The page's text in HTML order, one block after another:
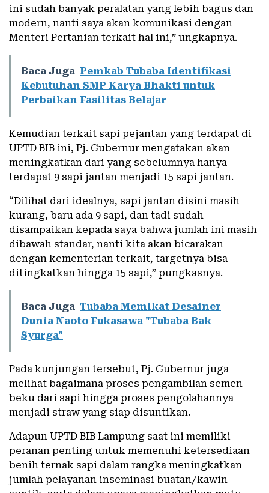
ini sudah banyak peralatan yang lebih bagus dan
modern, nanti saya akan komunikasi dengan
Menteri Pertanian terkait hal ini,” ungkapnya.
Baca Juga Pemkab Tubaba Identifikasi
Kebutuhan SMP Karya Bhakti untuk
Perbaikan Fasilitas Belajar
Kemudian terkait sapi pejantan yang terdapat di
UPTD BIB ini, Pj. Gubernur mengatakan akan
meningkatkan dari yang sebelumnya hanya
terdapat 9 sapi jantan menjadi 15 sapi jantan.
“Dilihat dari idealnya, sapi jantan disini masih
kurang, baru ada 9 sapi, dan tadi sudah
disampaikan kepada saya bahwa jumlah ini masih
dibawah standar, nanti kita akan bicarakan
dengan kementerian terkait, targetnya bisa
ditingkatkan hingga 15 sapi,” pungkasnya.
Baca Juga Tubaba Memikat Desainer
Dunia Naoto Fukasawa "Tubaba Bak
Syurga"
Pada kunjungan tersebut, Pj. Gubernur juga
melihat bagaimana proses pengambilan semen
beku dari sapi hingga proses pengolahannya
menjadi straw yang siap disuntikan.
Adapun UPTD BIB Lampung saat ini memiliki
peranan penting untuk memenuhi ketersediaan
benih ternak sapi dalam rangka meningkatkan
jumlah pelayanan inseminasi buatan/kawin